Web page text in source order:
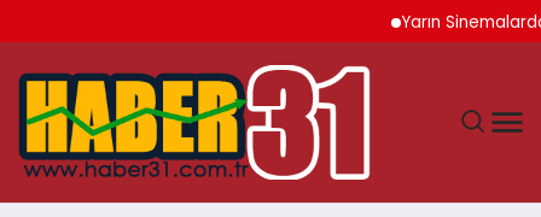
Yarın Sinemalarda